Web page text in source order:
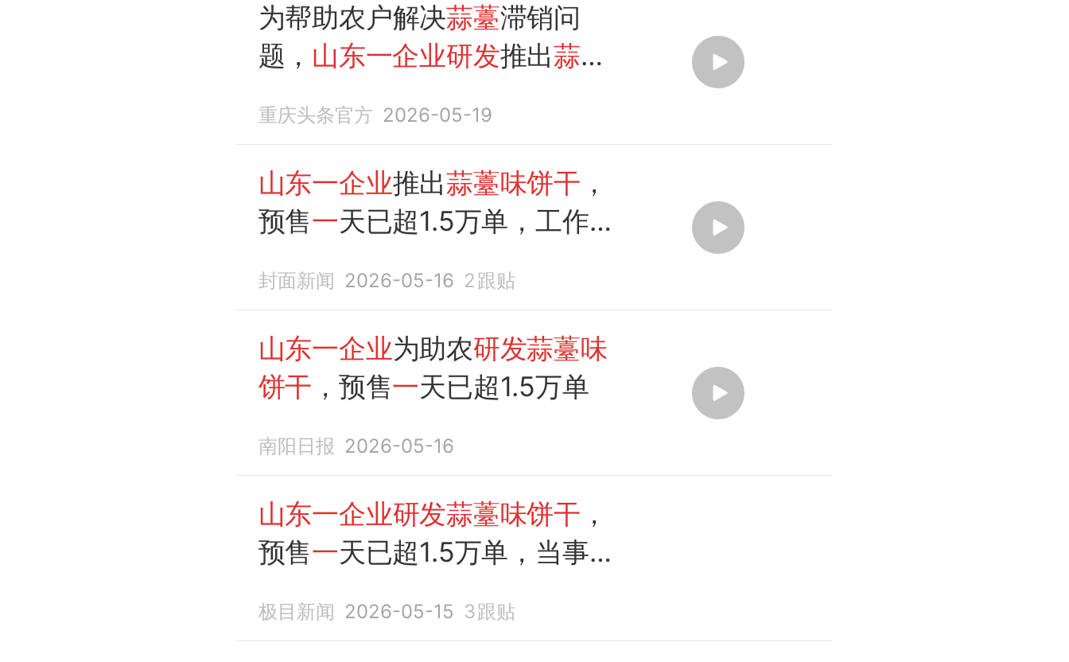
为帮助农户解决蒜薹滞销问
题， 山东一企业研发推出蒜薹
重庆头条官方 2026-05-19
山东一企业推出蒜薹味饼干 ，
预售一天已超1.5万单，工作人
封面新闻 2026-05-16 2 跟贴
山东一企业为助农研发蒜薹味
饼干 ，预售一天已超1.5万单
南阳日报 2026-05-16
山东一企业研发蒜薹味饼干 ，
预售一天已超1.5万单，当事
极目新闻 2026-05-15 3跟贴